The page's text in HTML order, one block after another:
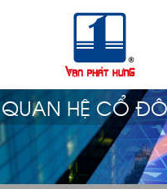
QUAN HỆ CỔ